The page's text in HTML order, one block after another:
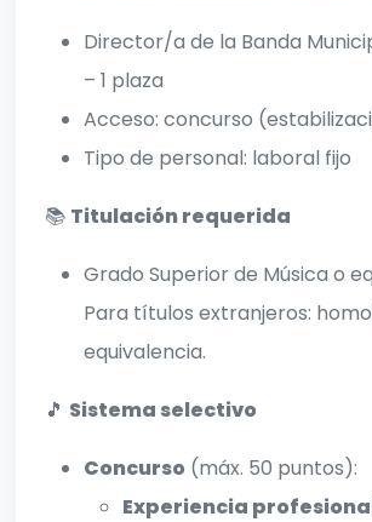
Director/a de la Banda
– 1 plaza
Acceso: concurso
Tipo de personal: laboral fijo
📚 Titulación requerida
Grado Superior de Música o
Para títulos extranjeros:
equivalencia.
🎵 Sistema selectivo
Concurso (máx. 50 puntos):
Experiencia